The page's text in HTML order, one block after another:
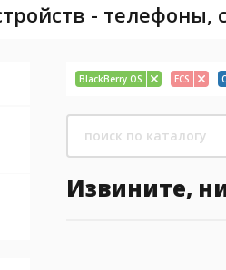
-
BlackBerry OS ECS
Извините,